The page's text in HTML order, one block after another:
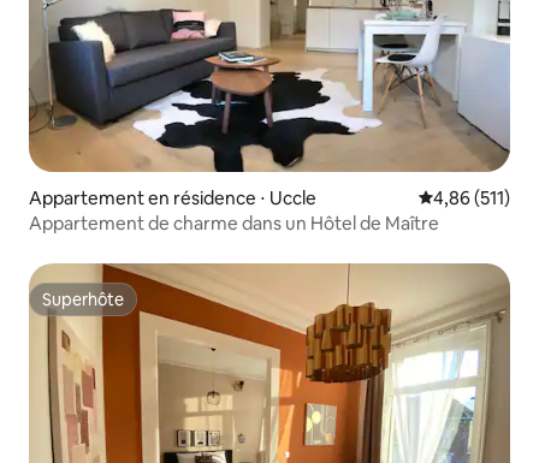
Appartement en résidence ⋅ Uccle Évaluation
4,86 (511)
Appartement de charme dans un Hôtel de Maître
Superhôte
Superhôte